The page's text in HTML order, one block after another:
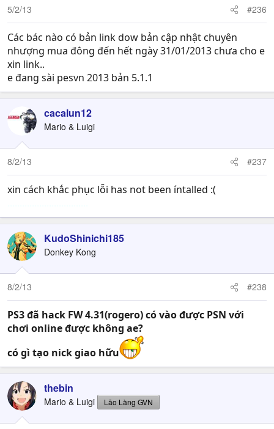
5/2/13 #236
Các bác nào có bản link dow bản cập nhật chuyên
nhượng mua đông đến hết ngày 31/01/2013 chưa cho e
xin link..
e đang sài pesvn 2013 bản 5.1.1
cacalun12
Mario & Luigi
8/2/13 #237
xin cách khắc phục lỗi has not been íntalled :(
KudoShinichi185
Donkey Kong
8/2/13 #238
PS3 đã hack FW 4.31(rogero) có vào được PSN với
chơi online được không ae?
có gì tạo nick giao hữu
thebin
Mario & Luigi Lão Làng GVN